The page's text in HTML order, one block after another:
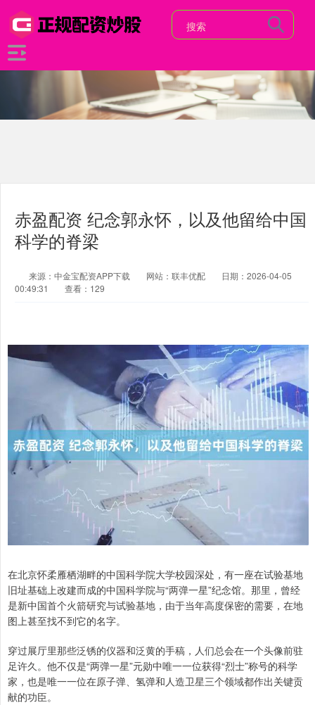
赤盈配资 纪念郭永怀，以及他留给中国
科学的脊梁
来源：中金宝配资APP下载 网站：联丰优配
日期：2026-04-05
00:49:31
查看：129
在北京怀柔雁栖湖畔的中国科学院大学校园深处，有一座在试验基地
旧址基础上改建而成的中国科学院与“两弹一星”纪念馆。那里，曾经
是新中国首个火箭研究与试验基地，由于当年高度保密的需要，在地
图上甚至找不到它的名字。
穿过展厅里那些泛锈的仪器和泛黄的手稿，人们总会在一个头像前驻
足许久。他不仅是“两弹一星”元勋中唯一一位获得“烈士”称号的科学
家，也是唯一一位在原子弹、氢弹和人造卫星三个领域都作出关键贡
献的功臣。